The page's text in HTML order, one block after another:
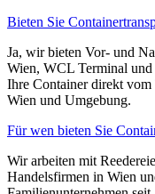
Bieten Sie
Ja, wir bieten Vor- und
Wien, WCL Terminal
Ihre Container direkt
Wien und Umgebung.
Für wen bieten Sie
Wir arbeiten mit
Handelsfirmen in Wien